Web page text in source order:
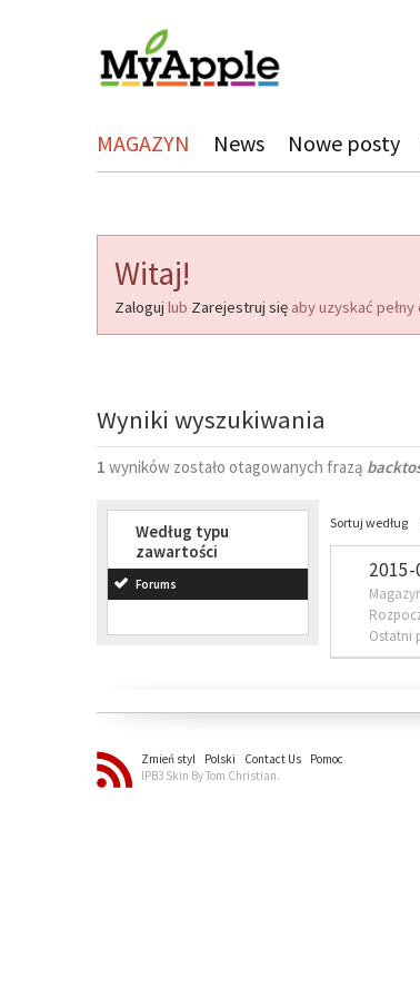
MAGAZYN News Nowe posty
Witaj!
Zaloguj lub Zarejestruj się aby uzyskać
Wyniki wyszukiwania
1 wyników zostało otagowanych frazą
Według typu
zawartości
Forums
Sortuj według
2015-
Ostatni
Zmień styl Polski Contact Us
Pomoc
IPB3 Skin By Tom Christian.